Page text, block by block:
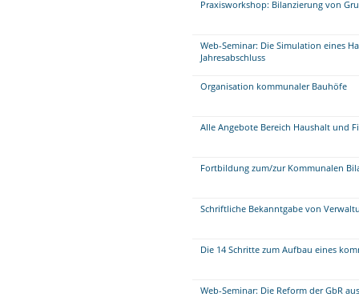
Praxisworkshop: Bilanzierung von
Web-Seminar: Die Simulation eines
Jahresabschluss
Organisation kommunaler Bauhöfe
Alle Angebote Bereich Haushalt und
Fortbildung zum/zur Kommunalen
Schriftliche Bekanntgabe von
Die 14 Schritte zum Aufbau eines
Web-Seminar: Die Reform der GbR